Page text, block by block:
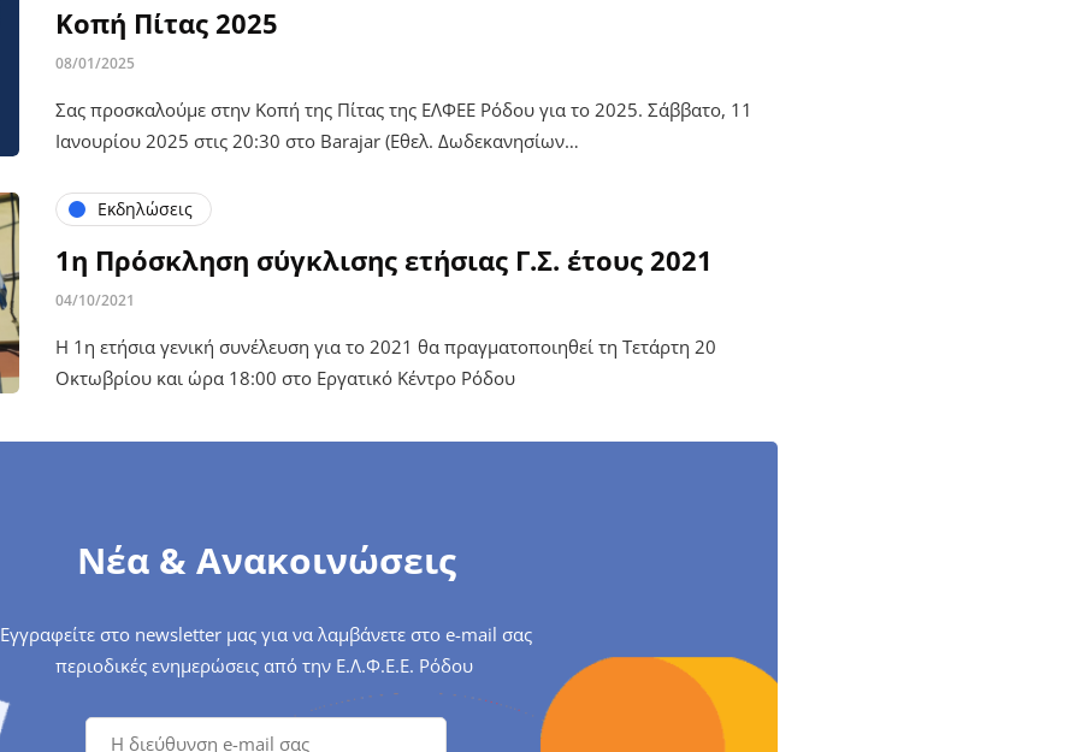
Κοπή Πίτας 2025
08/01/2025
Σας προσκαλούμε στην Κοπή της Πίτας της ΕΛΦΕΕ Ρόδου για το 2025. Σάββατο, 11
Ιανουρίου 2025 στις 20:30 στο Barajar (Εθελ. Δωδεκανησίων…
Εκδηλώσεις
1η Πρόσκληση σύγκλισης ετήσιας Γ.Σ. έτους 2021
04/10/2021
Η 1η ετήσια γενική συνέλευση για το 2021 θα πραγματοποιηθεί τη Τετάρτη 20
Οκτωβρίου και ώρα 18:00 στο Εργατικό Κέντρο Ρόδου
Νέα & Ανακοινώσεις
Εγγραφείτε στο newsletter μας για να λαμβάνετε στο e-mail σας
περιοδικές ενημερώσεις από την Ε.Λ.Φ.Ε.Ε. Ρόδου